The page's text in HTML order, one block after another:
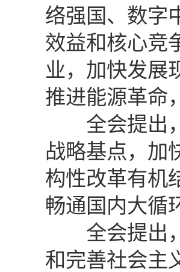
络强国、数字
效益和核心竞
业，加快发展
推进能源革命
全会提出，
战略基点，加
构性改革有机
畅通国内大循
全会提出，
和完善社会主